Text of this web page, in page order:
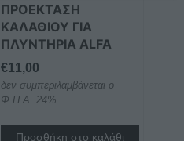
ΠΡΟΕΚΤΑΣΗ
ΚΑΛΑΘΙΟΥ ΓΙΑ
ΠΛΥΝΤΗΡΙΑ ALFA
€11,00
δεν συμπεριλαμβάνεται ο
Φ.Π.Α. 24%
Προσθήκη στο καλάθι